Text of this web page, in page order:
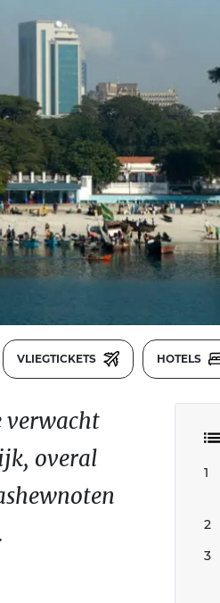
VLIEGTICKETS HOTELS
verwacht
overal